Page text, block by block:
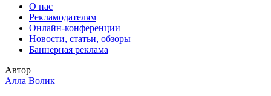
О нас
Рекламодателям
Онлайн-конференции
Новости, статьи, обзоры
Баннерная реклама
Автор
Алла Волик